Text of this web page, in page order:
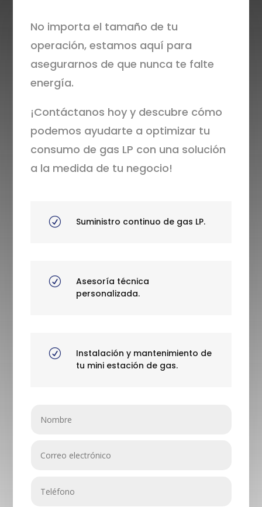
No importa el tamaño de tu
operación, estamos aquí para
asegurarnos de que nunca te falte
energía.
¡Contáctanos hoy y descubre cómo
podemos ayudarte a optimizar tu
consumo de gas LP con una solución
a la medida de tu negocio!
R Suministro continuo de gas LP.
R
Asesoría técnica
personalizada.
R
Instalación y mantenimiento de
tu mini estación de gas.